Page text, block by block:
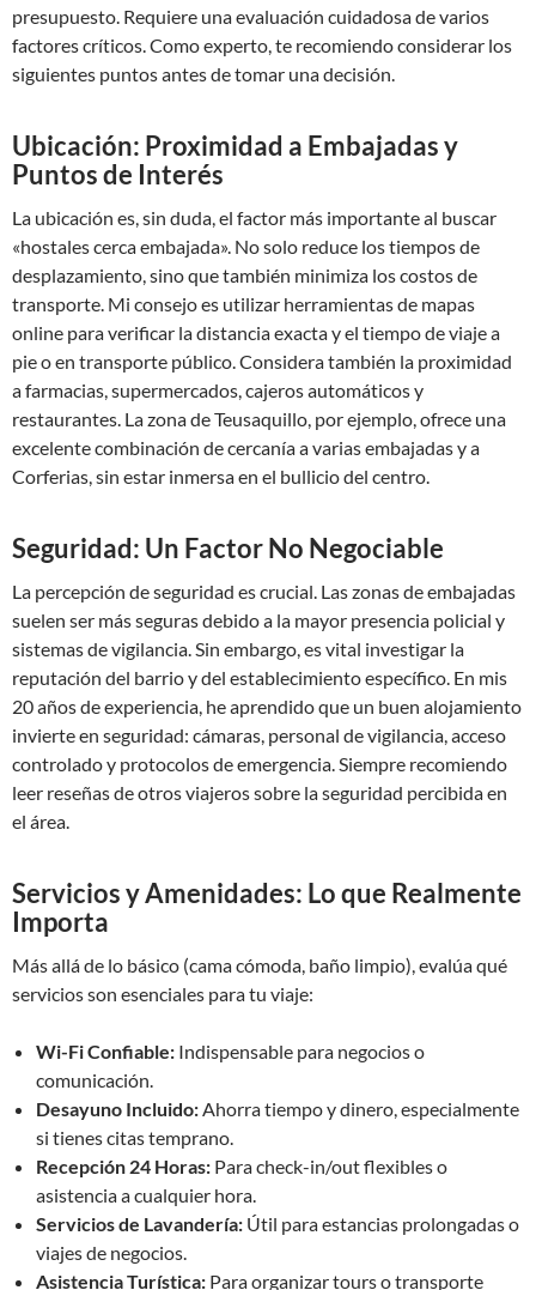
presupuesto. Requiere una evaluación cuidadosa de varios
factores críticos. Como experto, te recomiendo considerar los
siguientes puntos antes de tomar una decisión.
Ubicación: Proximidad a Embajadas y
Puntos de Interés
La ubicación es, sin duda, el factor más importante al buscar
«hostales cerca embajada». No solo reduce los tiempos de
desplazamiento, sino que también minimiza los costos de
transporte. Mi consejo es utilizar herramientas de mapas
online para verificar la distancia exacta y el tiempo de viaje a
pie o en transporte público. Considera también la proximidad
a farmacias, supermercados, cajeros automáticos y
restaurantes. La zona de Teusaquillo, por ejemplo, ofrece una
excelente combinación de cercanía a varias embajadas y a
Corferias, sin estar inmersa en el bullicio del centro.
Seguridad: Un Factor No Negociable
La percepción de seguridad es crucial. Las zonas de embajadas
suelen ser más seguras debido a la mayor presencia policial y
sistemas de vigilancia. Sin embargo, es vital investigar la
reputación del barrio y del establecimiento específico. En mis
20 años de experiencia, he aprendido que un buen alojamiento
invierte en seguridad: cámaras, personal de vigilancia, acceso
controlado y protocolos de emergencia. Siempre recomiendo
leer reseñas de otros viajeros sobre la seguridad percibida en
el área.
Servicios y Amenidades: Lo que Realmente
Importa
Más allá de lo básico (cama cómoda, baño limpio), evalúa qué
servicios son esenciales para tu viaje:
Wi-Fi Confiable: Indispensable para negocios o
comunicación.
Desayuno Incluido:Ahorra tiempo y dinero, especialmente
si tienes citas temprano.
Recepción 24 Horas: Para check-in/out flexibles o
asistencia a cualquier hora.
Servicios de Lavandería: Útil para estancias prolongadas o
viajes de negocios.
Asistencia Turística: Para organizar tours o transporte